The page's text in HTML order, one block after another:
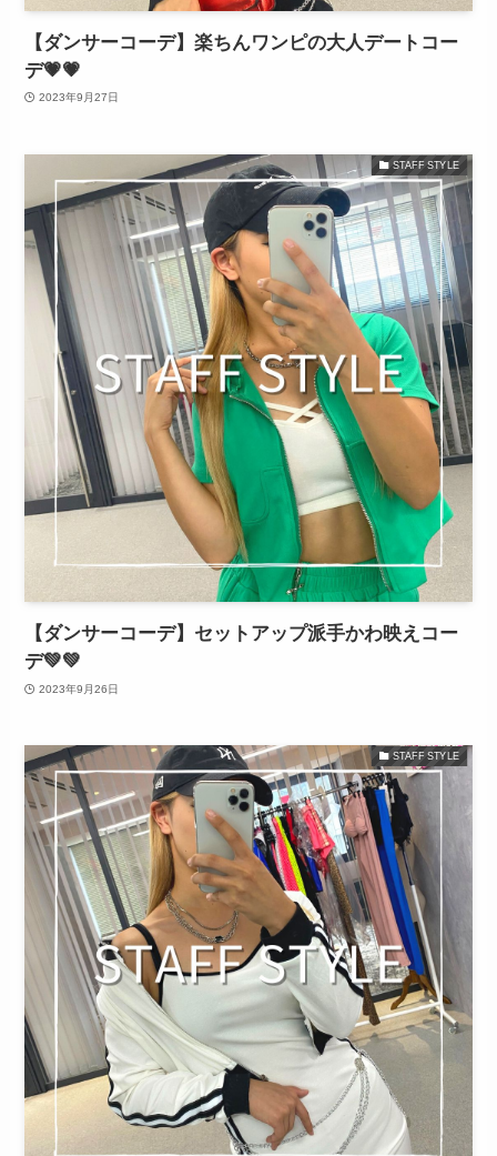
【ダンサーコーデ】楽ちんワンピの大人デートコー
デ💗💗
2023年9月27日
STAFF STYLE
【ダンサーコーデ】セットアップ派手かわ映えコー
デ💚💚
2023年9月26日
STAFF STYLE